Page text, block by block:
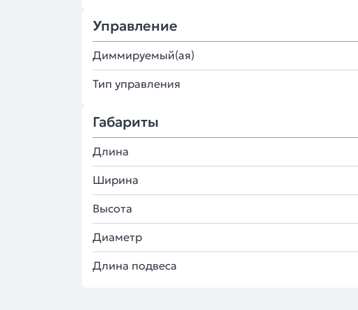
Управление
Диммируемый(ая)
Тип управления
Габариты
Длина
Ширина
Высота
Диаметр
Длина подвеса